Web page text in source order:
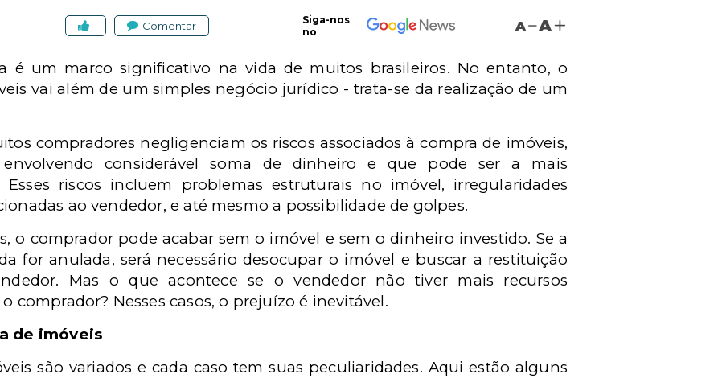
Comentar
Siga-nos
no
A A
é um marco significativo na vida de muitos brasileiros. No entanto, o
vai além de um simples negócio jurídico - trata-se da realização de um
compradores negligenciam os riscos associados à compra de imóveis,
envolvendo considerável soma de dinheiro e que pode ser a mais
riscos incluem problemas estruturais no imóvel, irregularidades
ao vendedor, e até mesmo a possibilidade de golpes.
o comprador pode acabar sem o imóvel e sem o dinheiro investido. Se a
for anulada, será necessário desocupar o imóvel e buscar a restituição
Mas o que acontece se o vendedor não tiver mais recursos
comprador? Nesses casos, o prejuízo é inevitável.
de imóveis
são variados e cada caso tem suas peculiaridades. Aqui estão alguns